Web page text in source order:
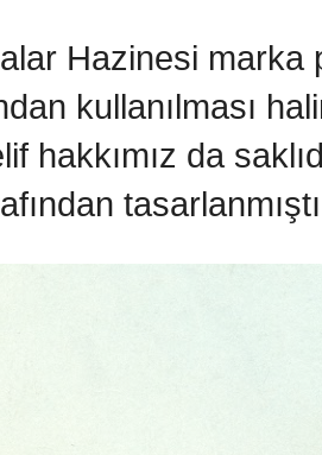
Hazinesi marka
kullanılması
hakkımız da